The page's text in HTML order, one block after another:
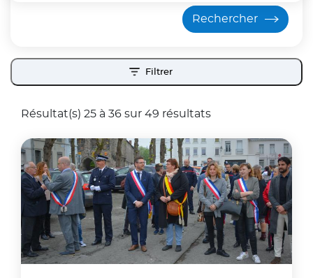
Filtrer
ouvrir les filtres
Résultat(s) 25 à 36 sur 49 résultats